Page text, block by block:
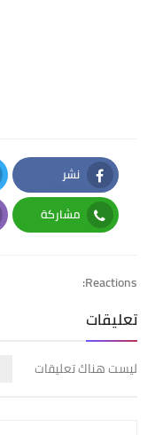
نشر
Facebook
مشاركة
Whatsapp
Reactions:
تعليقات
ليست هناك تعليقات